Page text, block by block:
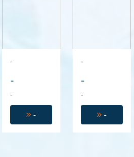
-
-
-
-
-
-
-
-